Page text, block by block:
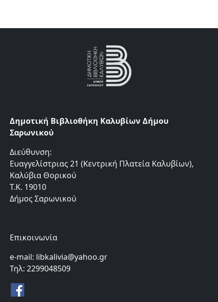
Δημοτική Βιβλιοθήκη Καλυβίων Δήμου
Σαρωνικού
Διεύθυνση:
Ευαγγελίστριας 21 (Κεντρική Πλατεία Καλυβίων),
Καλύβια Θορικού
Τ.Κ. 19010
Δήμος Σαρωνικού
Επικοινωνία
e-mail: libkalivia@yahoo.gr
Τηλ: 2299048509